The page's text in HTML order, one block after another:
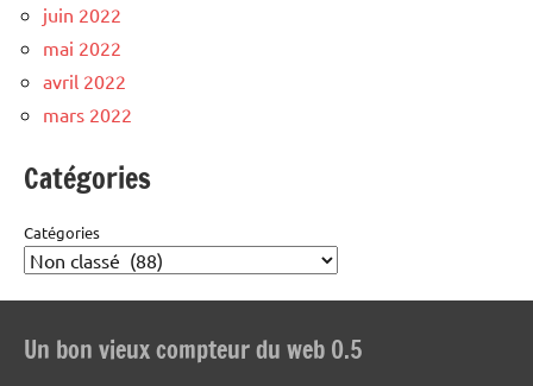
juin 2022
mai 2022
avril 2022
mars 2022
Catégories
Catégories
Un bon vieux compteur du web 0.5